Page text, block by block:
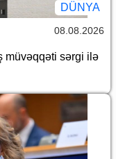
DÜNYA
08.08.2026
müvəqqəti sərgi ilə